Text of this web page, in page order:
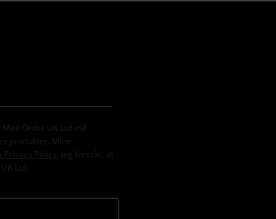
Order UK Ltd må
produkter. Mine
Privacy Policy
. Jeg forstår, at
Ltd.